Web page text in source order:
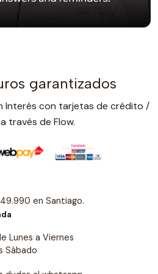
garantizados
Interés con tarjetas de crédito /
través de Flow.
en Santiago.
Lunes a Viernes
Sábado